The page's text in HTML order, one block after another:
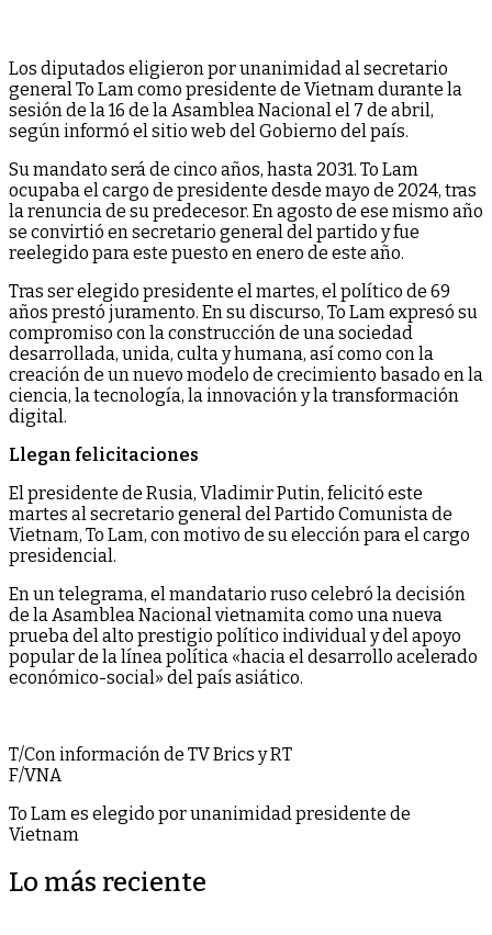
Los diputados eligieron por unanimidad al secretario
general To Lam como presidente de Vietnam durante la
sesión de la 16 de la Asamblea Nacional el 7 de abril,
según informó el sitio web del Gobierno del país.
Su mandato será de cinco años, hasta 2031. To Lam
ocupaba el cargo de presidente desde mayo de 2024, tras
la renuncia de su predecesor. En agosto de ese mismo año
se convirtió en secretario general del partido y fue
reelegido para este puesto en enero de este año.
Tras ser elegido presidente el martes, el político de 69
años prestó juramento. En su discurso, To Lam expresó su
compromiso con la construcción de una sociedad
desarrollada, unida, culta y humana, así como con la
creación de un nuevo modelo de crecimiento basado en la
ciencia, la tecnología, la innovación y la transformación
digital.
Llegan felicitaciones
El presidente de Rusia, Vladimir Putin, felicitó este
martes al secretario general del Partido Comunista de
Vietnam, To Lam, con motivo de su elección para el cargo
presidencial.
En un telegrama, el mandatario ruso celebró la decisión
de la Asamblea Nacional vietnamita como una nueva
prueba del alto prestigio político individual y del apoyo
popular de la línea política «hacia el desarrollo acelerado
económico-social» del país asiático.
T/Con información de TV Brics y RT
F/VNA
To Lam es elegido por unanimidad presidente de
Vietnam
Lo más reciente